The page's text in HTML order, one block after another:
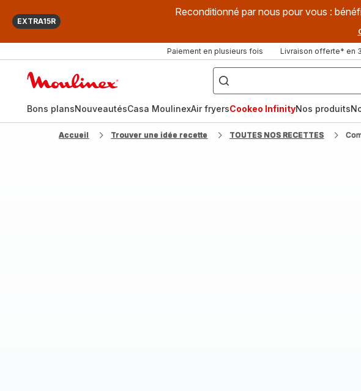
EXTRA15R
Reconditionné par nous pour vous :
Paiement en plusieurs fois Livraison offerte* en
["Que
recherchez-
vous
?",
fryer",
"Companion"]
Bons plansNouveautésCasa MoulinexAir fryersCookeo InfinityNos produits
Accueil Trouver une idée recette TOUTES NOS RECETTES